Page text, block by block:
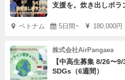
支援を。炊き出しボラ
ベトナム 5日間~ 180,000円
株式会社AirPangaea
【中高生募集 8/26〜
SDGs（6週間）